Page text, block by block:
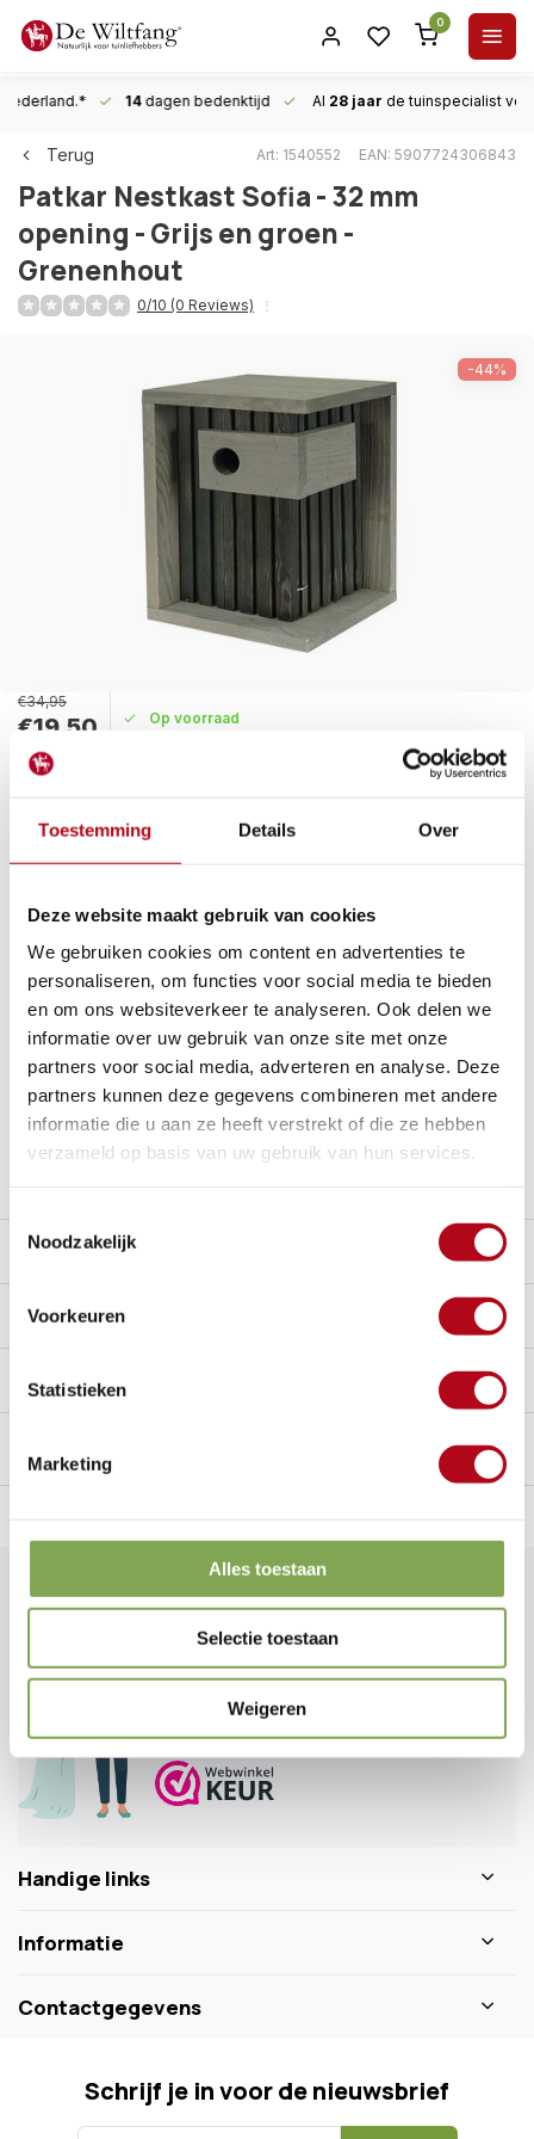
Toestemming Details Over
Deze website maakt gebruik van cookies
We gebruiken cookies om content en advertenties te
personaliseren, om functies voor social media te bieden
en om ons websiteverkeer te analyseren. Ook delen we
informatie over uw gebruik van onze site met onze
partners voor social media, adverteren en analyse. Deze
partners kunnen deze gegevens combineren met andere
informatie die u aan ze heeft verstrekt of die ze hebben
verzameld op basis van uw gebruik van hun services.
Toestemmingsselectie
Noodzakelijk
Voorkeuren
Statistieken
Marketing
Alles toestaan
Selectie toestaan
Weigeren
0
14dagen bedenktijd Al 28 jaar de tuinspecialist
Terug Art: 1540552 EAN: 5907724306843
Patkar Nestkast Sofia - 32 mm
opening - Grijs en groen -
Grenenhout
0/10 (0 Reviews)
-44%
€34,95
€19,50 Op voorraad
Maak een keuze:
Levertijd: 1 - 2 werkdagen
opening en voorzien van niet-giftige watergedragen houtbeits.
Dubbele wand bij de ingang beschermt vogels.
Lees meer
Betaal achteraf met Riverty.
Gratis verzendenvanaf € 60 in België en Nederland.*
14dagen bedenktijd
Al28 jaarde tuinspecialist voor tuinliefhebbers
Nieuw:Haal je bestelling in Wilnis bij ons op!
Beschrijving
Reviews
Handig voor erbij
Nederland.* 14dagen bedenktijd Al28 jaarde tuinspecialist
Klantenservice
Veelgestelde vragen
0346 218 111
info@dewiltfang.nl
+31 640511932
Handige links
Informatie
Contactgegevens
Schrijf je in voor de nieuwsbrief